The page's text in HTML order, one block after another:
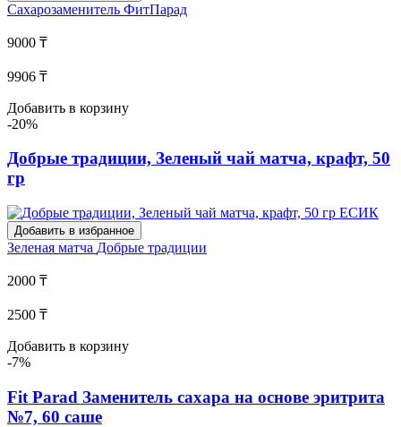
Сахарозаменитель ФитПарад
9000 ₸
9906 ₸
Добавить в корзину
-20%
Добрые традиции, Зеленый чай матча, крафт, 50
гр
Добавить в избранное
Зеленая матча Добрые традиции
2000 ₸
2500 ₸
Добавить в корзину
-7%
Fit Parad Заменитель сахара на основе эритрита
№7, 60 саше